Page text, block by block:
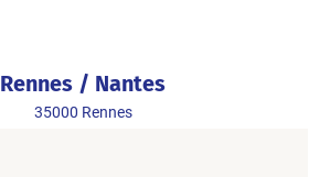
Rennes / Nantes
35000 Rennes